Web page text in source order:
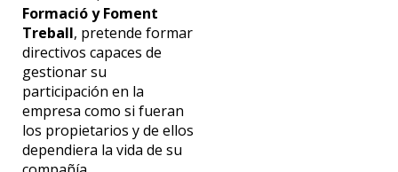
Formació y Foment
Treball, pretende formar
directivos capaces de
gestionar su
participación en la
empresa como si fueran
los propietarios y de ellos
dependiera la vida de su